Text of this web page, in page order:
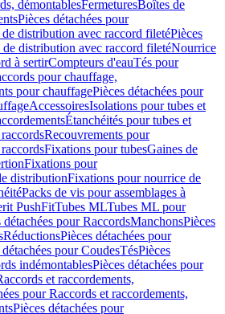
démontablesFermeturesBoîtes de
Pièces détachées pour
distribution avec raccord filetéPièces
distribution avec raccord filetéNourrice
à sertirCompteurs d'eauTés pour
pour chauffage,
pour chauffagePièces détachées pour
AccessoiresIsolations pour tubes et
Étanchéités pour tubes et
Recouvrements pour
Fixations pour tubesGaines de
Fixations pour
distributionFixations pour nourrice de
Packs de vis pour assemblages à
PushFitTubes MLTubes ML pour
détachées pour RaccordsManchonsPièces
RéductionsPièces détachées pour
détachées pour CoudesTésPièces
indémontablesPièces détachées pour
et raccordements,
pour Raccords et raccordements,
Pièces détachées pour